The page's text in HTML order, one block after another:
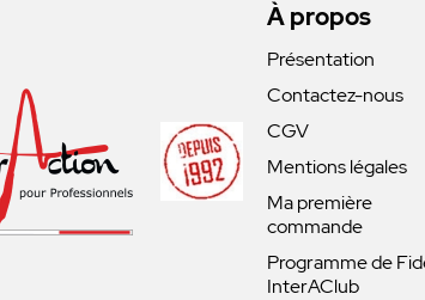
À propos
Présentation
Contactez-nous
CGV
Mentions légales
Ma première
commande
Programme de
InterAClub